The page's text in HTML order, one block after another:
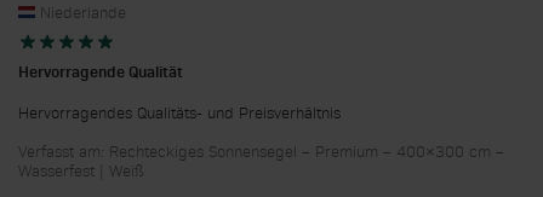
Niederlande
Hervorragende Qualität
Hervorragendes Qualitäts- und Preisverhältnis
Verfasst am: Rechteckiges Sonnensegel – Premium – 400×300 cm –
Wasserfest | Weiß